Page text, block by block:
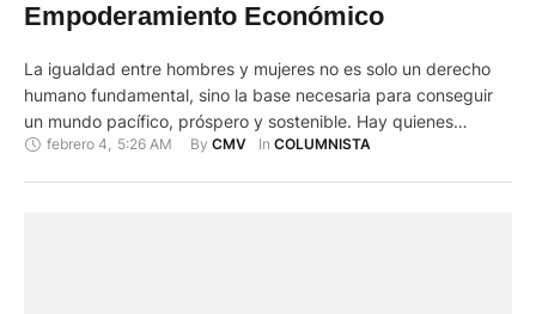
Empoderamiento Económico
La igualdad entre hombres y mujeres no es solo un derecho
humano fundamental, sino la base necesaria para conseguir
un mundo pacífico, próspero y sostenible. Hay quienes
rechazan la palabra feminismo porque le llenaron de un
febrero 4 5:26 AM By CMV In COLUMNISTA